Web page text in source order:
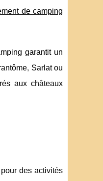
de camping
garantit un
Sarlat ou
aux châteaux
des activités